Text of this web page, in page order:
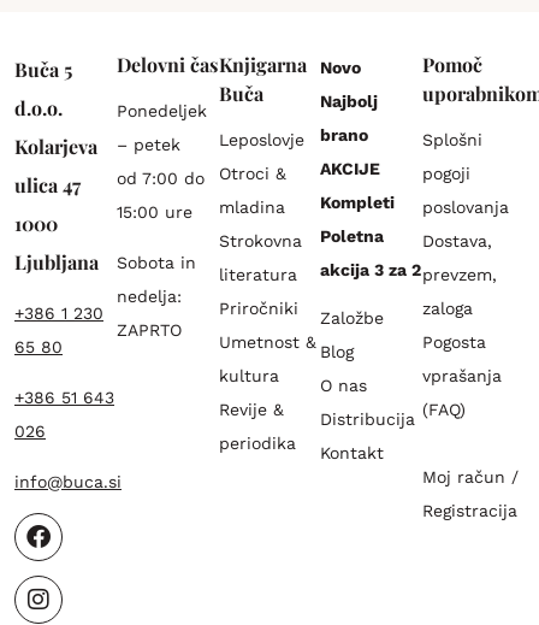
Buča 5
d.o.o.
Kolarjeva
ulica 47
1000
Ljubljana
+386 1 230
65 80
+386 51 643
026
info@buca.si
Delovni čas
Ponedeljek
– petek
od 7:00 do
15:00 ure
Sobota in
nedelja:
ZAPRTO
Knjigarna
Buča
Leposlovje
Otroci &
mladina
Strokovna
literatura
Priročniki
Umetnost &
kultura
Revije &
periodika
Novo
Najbolj
brano
AKCIJE
Kompleti
Poletna
akcija 3 za 2
Založbe
Blog
O nas
Distribucija
Kontakt
Pomoč
Splošni
pogoji
poslovanja
Dostava,
prevzem,
zaloga
Pogosta
vprašanja
(FAQ)
Moj račun /
Registracija